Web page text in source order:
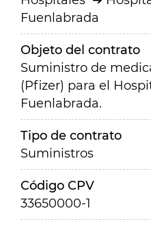
Fuenlabrada
Objeto del contrato
Suministro de
(Pfizer) para el
Fuenlabrada.
Tipo de contrato
Suministros
Código CPV
33650000-1